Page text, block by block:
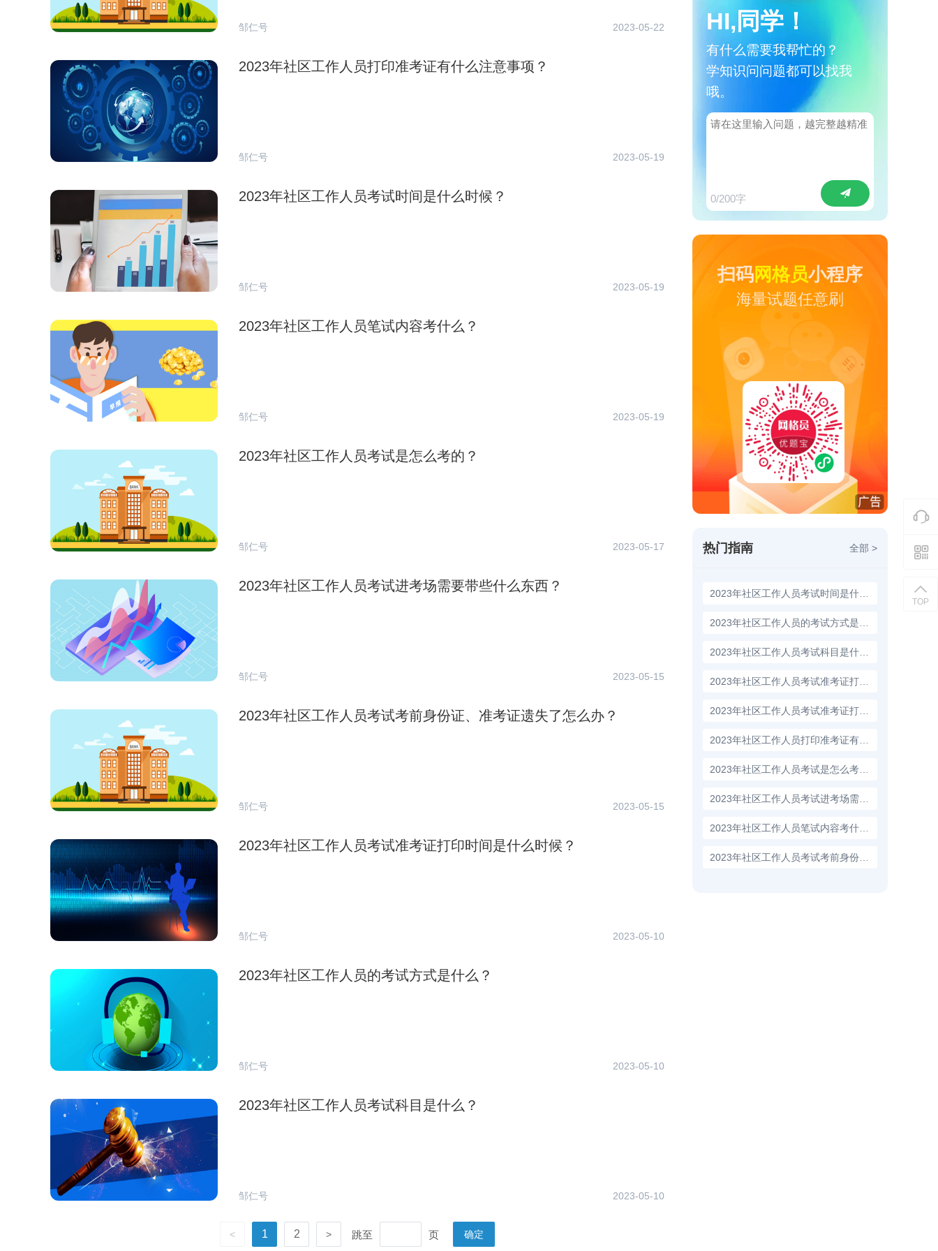
邹仁号 2023-05-22
2023年社区工作人员打印准考证有什么注意事项？
邹仁号 2023-05-19
2023年社区工作人员考试时间是什么时候？
邹仁号 2023-05-19
2023年社区工作人员笔试内容考什么？
邹仁号 2023-05-19
2023年社区工作人员考试是怎么考的？
邹仁号 2023-05-17
2023年社区工作人员考试进考场需要带些什么东西？
邹仁号 2023-05-15
2023年社区工作人员考试考前身份证、准考证遗失了怎么办？
邹仁号 2023-05-15
2023年社区工作人员考试准考证打印时间是什么时候？
邹仁号 2023-05-10
2023年社区工作人员的考试方式是什么？
邹仁号 2023-05-10
2023年社区工作人员考试科目是什么？
邹仁号 2023-05-10
< 1 2 > 跳至 页 确定
HI,同学！
有什么需要我帮忙的？
学知识问问题都可以找我
哦。
0/200字
扫码网格员小程序
海量试题任意刷
热门指南 全部 >
TOP